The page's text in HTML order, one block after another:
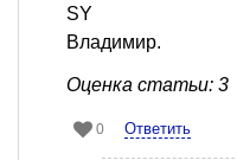
SY
Владимир.
Оценка статьи: 3
0 Ответить